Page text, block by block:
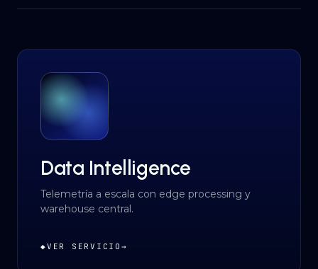
Data Intelligence
Telemetría a escala con edge processing y
warehouse central.
◆VER SERVICIO →